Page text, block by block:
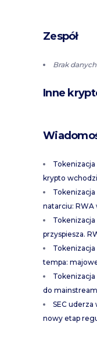
Zespół
Brak danych
Inne
krypto
natarciu:
przyspiesza.
tempa:
do
SEC uderza
nowy etap